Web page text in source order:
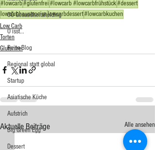
OÖ-Gesundheitsholding
Ö isst...
Reise-Blog
Regional statt global
Startup
Asiatische Küche
Aufstrich
Big Green Egg
Dessert
#lowcarb#glutenfrei#lowcarb #lowcarbfrühstück#dessert
lowcarbhauptspeiselowcarbdessert#lowcarbkuchen
Low Carb
Torten
Glutenfrei
Aktuelle Beiträge Alle ansehen